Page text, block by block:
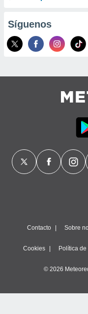
Síguenos
Contacto Sobre
Cookies Política
© 2026